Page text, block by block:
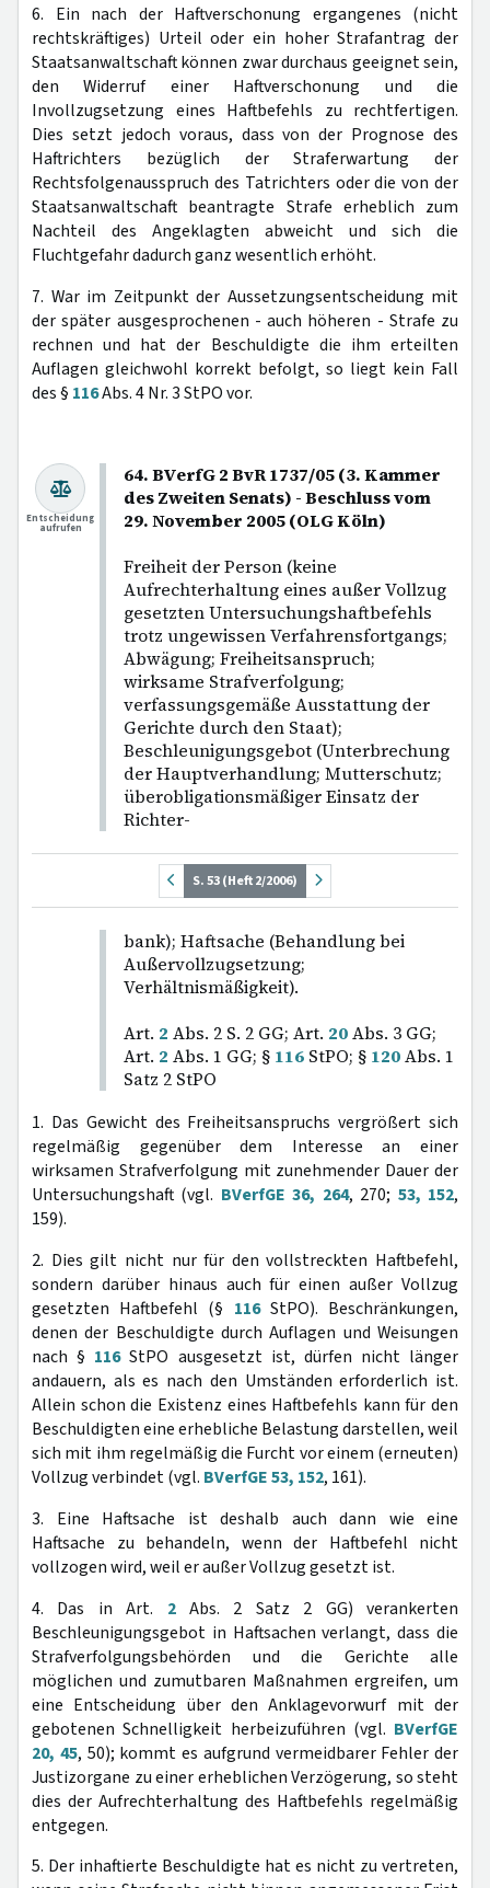
6. Ein nach der Haftverschonung ergangenes (nicht
rechtskräftiges) Urteil oder ein hoher Strafantrag der
Staatsanwaltschaft können zwar durchaus geeignet sein,
den Widerruf einer Haftverschonung und die
Invollzugsetzung eines Haftbefehls zu rechtfertigen.
Dies setzt jedoch voraus, dass von der Prognose des
Haftrichters bezüglich der Straferwartung der
Rechtsfolgenausspruch des Tatrichters oder die von der
Staatsanwaltschaft beantragte Strafe erheblich zum
Nachteil des Angeklagten abweicht und sich die
Fluchtgefahr dadurch ganz wesentlich erhöht.
7. War im Zeitpunkt der Aussetzungsentscheidung mit
der später ausgesprochenen - auch höheren - Strafe zu
rechnen und hat der Beschuldigte die ihm erteilten
Auflagen gleichwohl korrekt befolgt, so liegt kein Fall
des § 116Abs. 4 Nr. 3 StPO vor.
64. BVerfG 2 BvR 1737/05 (3. Kammer
des Zweiten Senats) - Beschluss vom
29. November 2005 (OLG Köln)
Freiheit der Person (keine
Aufrechterhaltung eines außer Vollzug
gesetzten Untersuchungshaftbefehls
trotz ungewissen Verfahrensfortgangs;
Abwägung; Freiheitsanspruch;
wirksame Strafverfolgung;
verfassungsgemäße Ausstattung der
Gerichte durch den Staat);
Beschleunigungsgebot (Unterbrechung
der Hauptverhandlung; Mutterschutz;
überobligationsmäßiger Einsatz der
Richter-
Entscheidung
aufrufen
S. 53 (Heft 2/2006)
bank); Haftsache (Behandlung bei
Außervollzugsetzung;
Verhältnismäßigkeit).
Art. 2 Abs. 2 S. 2 GG; Art. 20Abs. 3 GG;
Art. 2 Abs. 1 GG; § 116 StPO; § 120Abs. 1
Satz 2 StPO
1. Das Gewicht des Freiheitsanspruchs vergrößert sich
regelmäßig gegenüber dem Interesse an einer
wirksamen Strafverfolgung mit zunehmender Dauer der
Untersuchungshaft (vgl. BVerfGE 36, 264, 270; 53, 152,
159).
2. Dies gilt nicht nur für den vollstreckten Haftbefehl,
sondern darüber hinaus auch für einen außer Vollzug
gesetzten Haftbefehl (§ 116StPO). Beschränkungen,
denen der Beschuldigte durch Auflagen und Weisungen
nach § 116StPO ausgesetzt ist, dürfen nicht länger
andauern, als es nach den Umständen erforderlich ist.
Allein schon die Existenz eines Haftbefehls kann für den
Beschuldigten eine erhebliche Belastung darstellen, weil
sich mit ihm regelmäßig die Furcht vor einem (erneuten)
Vollzug verbindet (vgl. BVerfGE 53, 152, 161).
3. Eine Haftsache ist deshalb auch dann wie eine
Haftsache zu behandeln, wenn der Haftbefehl nicht
vollzogen wird, weil er außer Vollzug gesetzt ist.
4. Das in Art. 2Abs. 2 Satz 2 GG) verankerten
Beschleunigungsgebot in Haftsachen verlangt, dass die
Strafverfolgungsbehörden und die Gerichte alle
möglichen und zumutbaren Maßnahmen ergreifen, um
eine Entscheidung über den Anklagevorwurf mit der
gebotenen Schnelligkeit herbeizuführen (vgl. BVerfGE
20, 45, 50); kommt es aufgrund vermeidbarer Fehler der
Justizorgane zu einer erheblichen Verzögerung, so steht
dies der Aufrechterhaltung des Haftbefehls regelmäßig
entgegen.
5. Der inhaftierte Beschuldigte hat es nicht zu vertreten,